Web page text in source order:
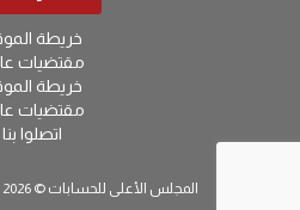
خريطة
مقتضيات
خريطة
مقتضيات
اتصلوا بنا
المجلس الأعلى للحسابات © 2026 جميع الحقوق محفوظة